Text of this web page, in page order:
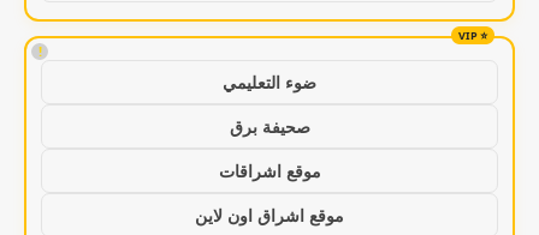
!
ضوء التعليمي
صحيفة برق
موقع اشراقات
موقع اشراق اون لاين